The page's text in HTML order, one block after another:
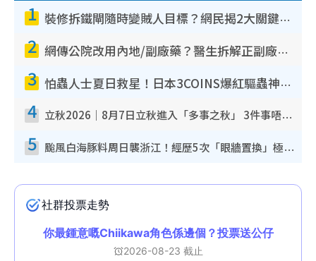
1 裝修拆鐵閘隨時變賊人目標？網民揭2大關鍵用途：裝新式等於白裝？附新舊鐵閘分別
2 網傳公院改用內地/副廠藥？醫生拆解正副廠分別 揭4類人換藥隨時出事
3 怕蟲人士夏日救星！日本3COINS爆紅驅蟲神器$45起 1招「全程免觸碰」輕鬆搞定小強
4 立秋2026｜8月7日立秋進入「多事之秋」 3件事唔做得！專家教6招開運 清枱頭／銀包納氣接好運
5 颱風白海豚料周日襲浙江！經歷5次「眼牆置換」極罕見 成登陸內地最長途颱風